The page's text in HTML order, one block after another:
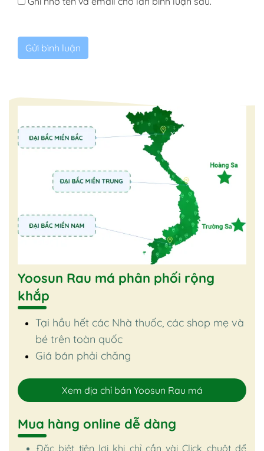
Yoosun Rau má phân phối rộng
khắp
Tại hầu hết các Nhà thuốc, các shop mẹ và
bé trên toàn quốc
Giá bán phải chăng
Xem địa chỉ bán Yoosun Rau má
Mua hàng online dễ dàng
Đặc biệt tiện lợi khi chỉ cần vài Click chuột để